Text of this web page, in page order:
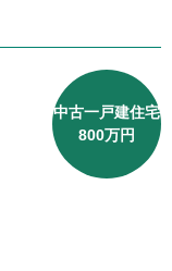
中古一戸建住宅
800万円